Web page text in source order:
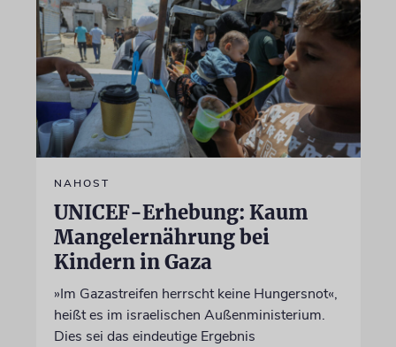
NAHOST
UNICEF-Erhebung: Kaum
Mangelernährung bei
Kindern in Gaza
»Im Gazastreifen herrscht keine Hungersnot«,
heißt es im israelischen Außenministerium.
Dies sei das eindeutige Ergebnis